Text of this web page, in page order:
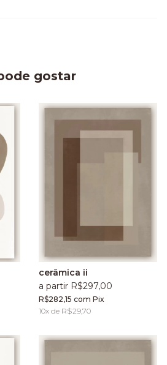
gostar
cerâmica ii
a partir R$297,00
R$282,15 com Pix
10x de R$29,70